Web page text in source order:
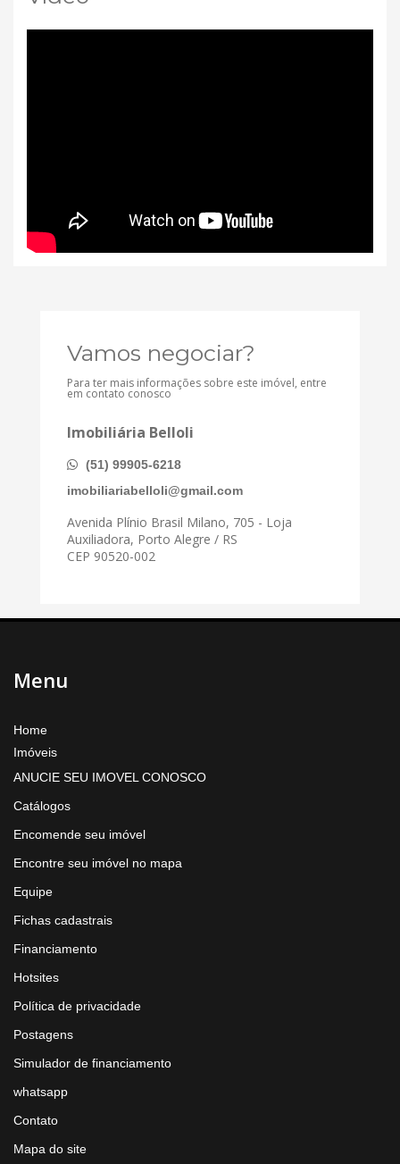
Vamos negociar?
Para ter mais informações sobre este imóvel, entre
em contato conosco
Imobiliária Belloli
(51) 99905-6218
imobiliariabelloli@gmail.com
Avenida Plínio Brasil Milano, 705 - Loja
Auxiliadora, Porto Alegre / RS
CEP 90520-002
Menu
Home
Imóveis
ANUCIE SEU IMOVEL CONOSCO
Catálogos
Encomende seu imóvel
Encontre seu imóvel no mapa
Equipe
Fichas cadastrais
Financiamento
Hotsites
Política de privacidade
Postagens
Simulador de financiamento
whatsapp
Contato
Mapa do site